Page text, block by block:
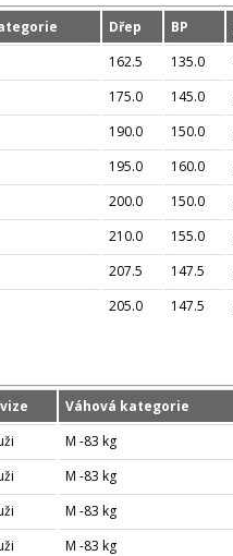
Dřep BP
162.5 135.0
175.0 145.0
190.0 150.0
195.0 160.0
200.0 150.0
210.0 155.0
207.5 147.5
205.0 147.5
Váhová kategorie
M -83 kg
M -83 kg
M -83 kg
M -83 kg